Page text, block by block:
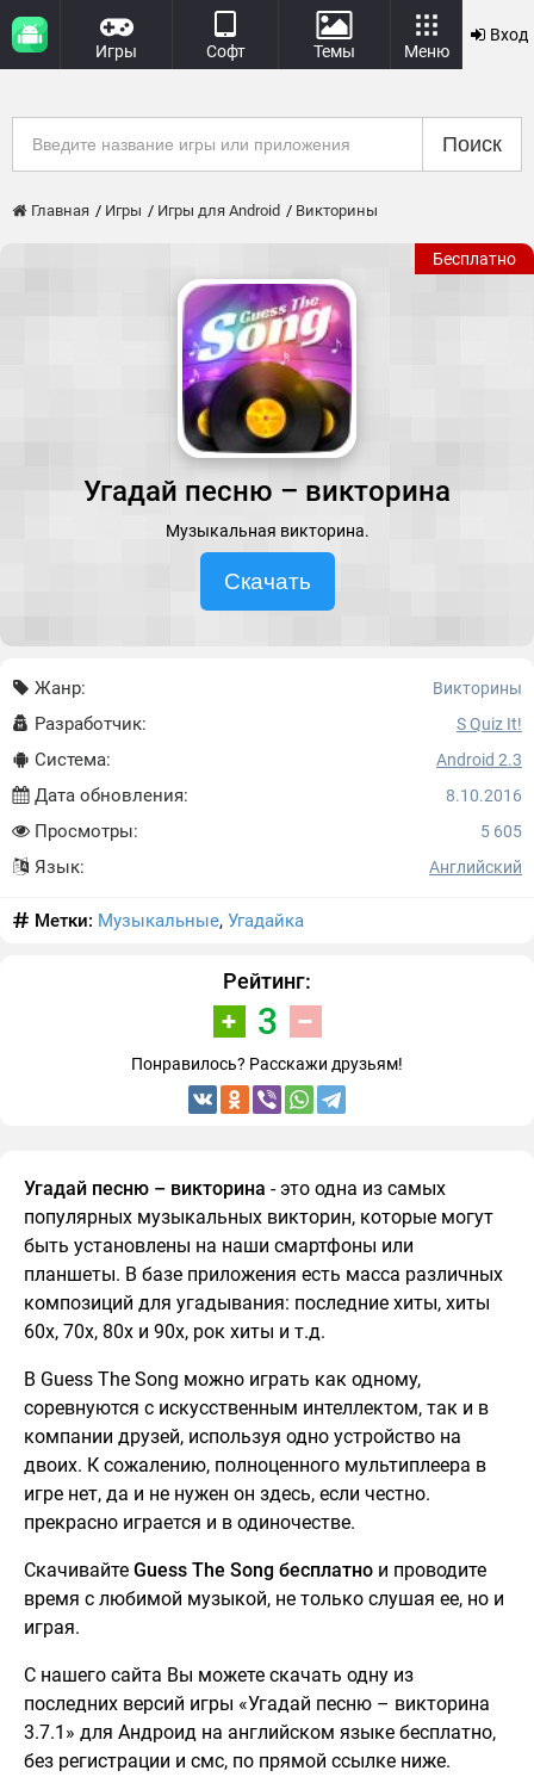
Игры Софт Темы Меню
Вход
Поиск
Главная Игры Игры для Android Викторины
Бесплатно
Угадай песню – викторина
Музыкальная викторина.
Скачать
Жанр: Викторины
Разработчик: S Quiz It!
Система: Android 2.3
Дата обновления: 8.10.2016
Просмотры: 5 605
Язык: Английский
Метки: Музыкальные, Угадайка
Рейтинг:
3
Понравилось? Расскажи друзьям!
Угадай песню – викторина - это одна из самых
популярных музыкальных викторин, которые могут
быть установлены на наши смартфоны или
планшеты. В базе приложения есть масса различных
композиций для угадывания: последние хиты, хиты
60х, 70х, 80х и 90х, рок хиты и т.д.
В Guess The Song можно играть как одному,
соревнуются с искусственным интеллектом, так и в
компании друзей, используя одно устройство на
двоих. К сожалению, полноценного мультиплеера в
игре нет, да и не нужен он здесь, если честно.
прекрасно играется и в одиночестве.
Скачивайте Guess The Song бесплатно и проводите
время с любимой музыкой, не только слушая ее, но и
играя.
С нашего сайта Вы можете скачать одну из
последних версий игры «Угадай песню – викторина
3.7.1» для Андроид на английском языке бесплатно,
без регистрации и смс, по прямой ссылке ниже.